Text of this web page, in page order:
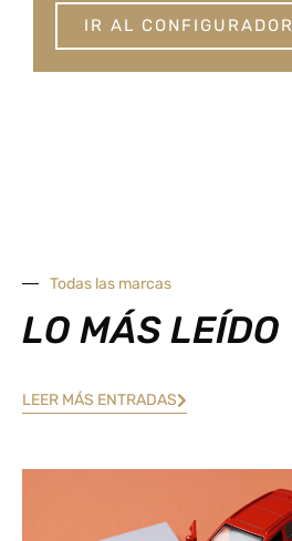
IR AL CONFIGURADOR
Todas las marcas
LO MÁS LEÍDO
LEER MÁS ENTRADAS